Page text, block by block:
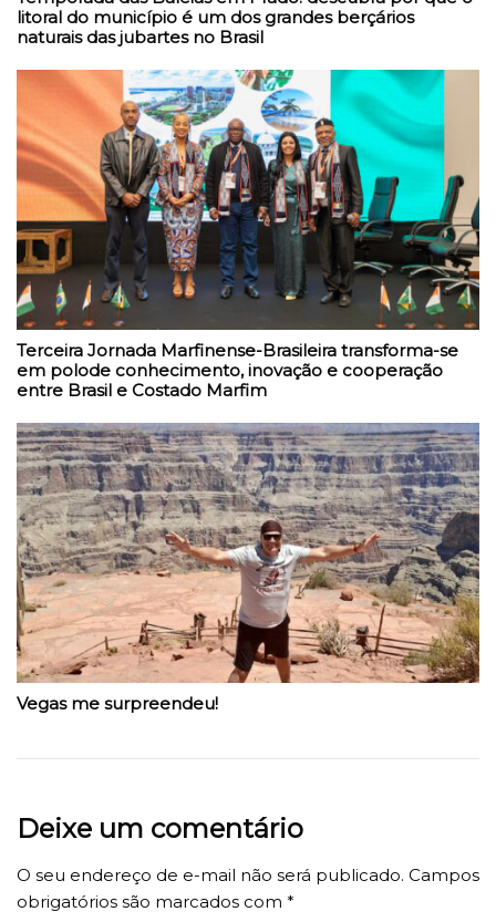
litoral do município é um dos grandes berçários
naturais das jubartes no Brasil
Terceira Jornada Marfinense-Brasileira transforma-se
em polode conhecimento, inovação e cooperação
entre Brasil e Costado Marfim
Vegas me surpreendeu!
Deixe um comentário
O seu endereço de e-mail não será publicado. Campos
obrigatórios são marcados com *